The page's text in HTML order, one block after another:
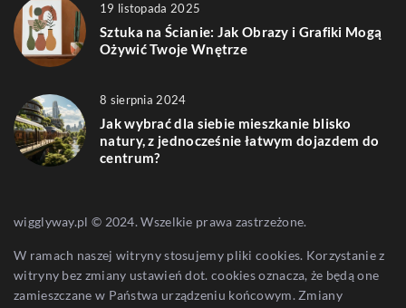
19 listopada 2025
Sztuka na Ścianie: Jak Obrazy i Grafiki Mogą
Ożywić Twoje Wnętrze
8 sierpnia 2024
Jak wybrać dla siebie mieszkanie blisko
natury, z jednocześnie łatwym dojazdem do
centrum?
wigglyway.pl © 2024. Wszelkie prawa zastrzeżone.
W ramach naszej witryny stosujemy pliki cookies. Korzystanie z
witryny bez zmiany ustawień dot. cookies oznacza, że będą one
zamieszczane w Państwa urządzeniu końcowym. Zmiany